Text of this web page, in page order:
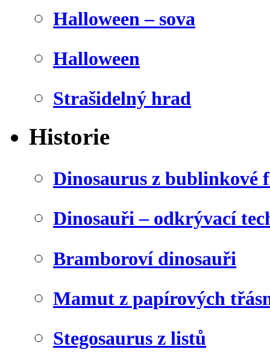
Halloween – sova
Halloween
Strašidelný hrad
Historie
Dinosaurus z bublinkové
Dinosauři – odkrývací
Bramboroví dinosauři
Mamut z papírových
Stegosaurus z listů